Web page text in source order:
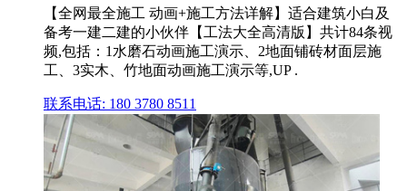
【全网最全施工 动画+施工方法详解】适合建筑小白及
备考一建二建的小伙伴【工法大全高清版】共计84条视
频,包括：1水磨石动画施工演示、2地面铺砖材面层施
工、3实木、竹地面动画施工演示等,UP .
联系电话: 180 3780 8511